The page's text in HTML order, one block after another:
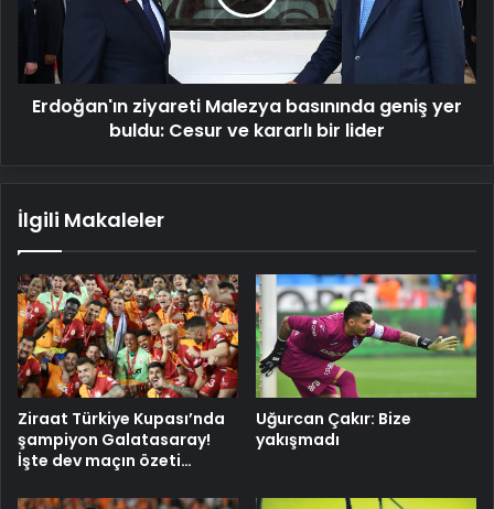
yer
Cesur
ve
kararlı
Erdoğan'ın ziyareti Malezya basınında geniş yer
buldu: Cesur ve kararlı bir lider
İlgili Makaleler
Ziraat Türkiye Kupası’nda
şampiyon Galatasaray!
İşte dev maçın özeti…
Uğurcan Çakır: Bize
yakışmadı